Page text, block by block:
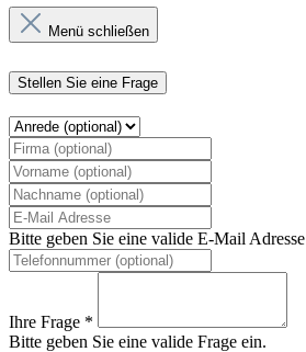
Menü schließen
Stellen Sie eine Frage
Bitte geben Sie eine valide E-Mail
Ihre Frage *
Bitte geben Sie eine valide Frage ein.